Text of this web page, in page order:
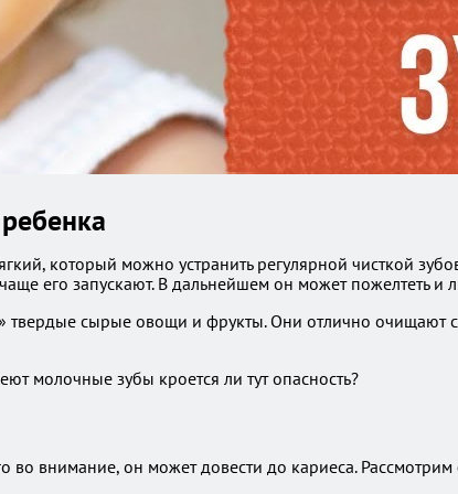
который можно устранить регулярной чисткой
его запускают. В дальнейшем он может пожелтеть и
сырые овощи и фрукты. Они отлично очищают
во внимание, он может довести до кариеса.